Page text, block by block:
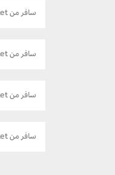
سافر من Phuket إلى لاهور
سافر من Phuket إلى صلالة
سافر من Phuket إلى فيينا
سافر من Phuket إلى الشارقة